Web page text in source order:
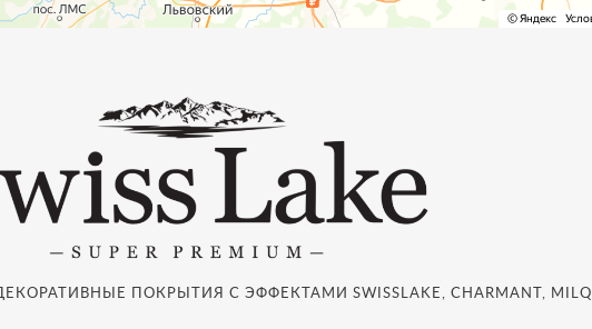
ПОКРЫТИЯ С ЭФФЕКТАМИ SWISSLAKE, CHARMANT, MILQ